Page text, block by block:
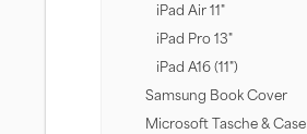
iPad Air 11"
iPad Pro 13"
iPad A16 (11")
Samsung Book Cover
Microsoft Tasche & Case